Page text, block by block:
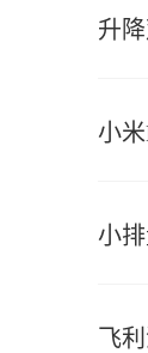
升
小
小
飞